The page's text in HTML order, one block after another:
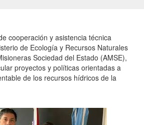
cooperación y asistencia técnica
de Ecología y Recursos Naturales
Sociedad del Estado (AMSE),
proyectos y políticas orientadas a
de los recursos hídricos de la